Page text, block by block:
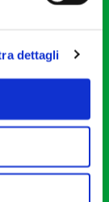
dettagli